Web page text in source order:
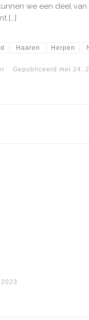
we een deel
[…]
Haaren Herpen
Gepubliceerd mei 24,